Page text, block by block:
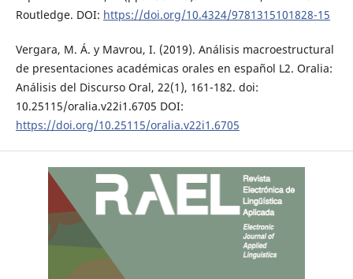
Routledge. DOI: https://doi.org/10.4324/9781315101828-15
Vergara, M. Á. y Mavrou, I. (2019). Análisis macroestructural
de presentaciones académicas orales en español L2. Oralia:
Análisis del Discurso Oral, 22(1), 161-182. doi:
10.25115/oralia.v22i1.6705 DOI:
https://doi.org/10.25115/oralia.v22i1.6705